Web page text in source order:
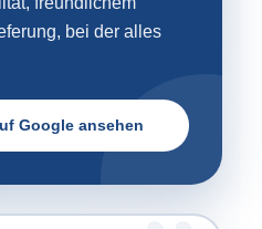
bei der alles
Google ansehen